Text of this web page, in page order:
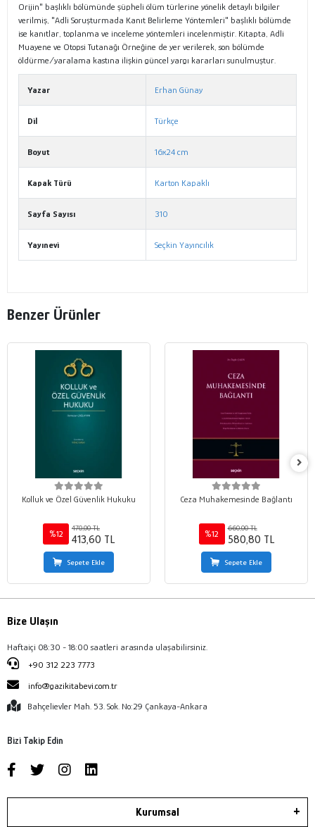
Orijin" başlıklı bölümünde şüpheli ölüm türlerine yönelik detaylı bilgiler
verilmiş, "Adli Soruşturmada Kanıt Belirleme Yöntemleri" başlıklı bölümde
ise kanıtlar, toplanma ve inceleme yöntemleri incelenmiştir. Kitapta, Adli
Muayene ve Otopsi Tutanağı Örneğine de yer verilerek, son bölümde
öldürme/yaralama kastına ilişkin güncel yargı kararları sunulmuştur.
Yazar Erhan Günay
Dil Türkçe
Boyut 16x24 cm
Kapak Türü Karton Kapaklı
Sayfa Sayısı 310
Yayınevi Seçkin Yayıncılık
Benzer Ürünler
Kolluk ve Özel Güvenlik Hukuku
%12
470,00 TL
413,60 TL
Sepete Ekle
Ceza Muhakemesinde Bağlantı
%12
660,00 TL
580,80 TL
Sepete Ekle
Bize Ulaşın
Haftaiçi 08:30 - 18:00 saatleri arasında ulaşabilirsiniz.
+90 312 223 7773
info@gazikitabevi.com.tr
Bahçelievler Mah. 53. Sok. No:29 Çankaya-Ankara
Bizi Takip Edin
Kurumsal